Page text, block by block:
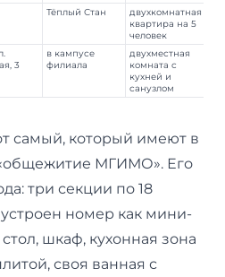
Тёплый Стан
двухкомнатная
квартира на 5
человек
3
в кампусе
филиала
двухместная
комната с
кухней и
санузлом
самый, который имеют в
«общежитие МГИМО». Его
три секции по 18
устроен номер как мини-
шкаф, кухонная зона
своя ванная с